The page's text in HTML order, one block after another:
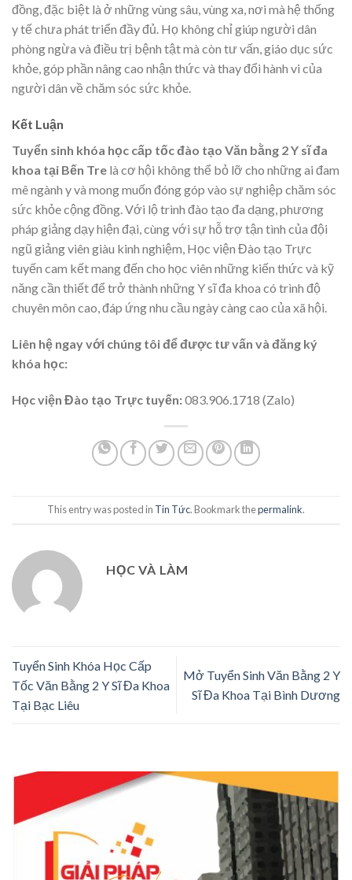
đồng, đặc biệt là ở những vùng sâu, vùng xa, nơi mà hệ thống
y tế chưa phát triển đầy đủ. Họ không chỉ giúp người dân
phòng ngừa và điều trị bệnh tật mà còn tư vấn, giáo dục sức
khỏe, góp phần nâng cao nhận thức và thay đổi hành vi của
người dân về chăm sóc sức khỏe.
Kết Luận
Tuyển sinh khóa học cấp tốc đào tạo Văn bằng 2 Y sĩ đa
khoa tại Bến Tre là cơ hội không thể bỏ lỡ cho những ai đam
mê ngành y và mong muốn đóng góp vào sự nghiệp chăm sóc
sức khỏe cộng đồng. Với lộ trình đào tạo đa dạng, phương
pháp giảng dạy hiện đại, cùng với sự hỗ trợ tận tình của đội
ngũ giảng viên giàu kinh nghiệm, Học viện Đào tạo Trực
tuyến cam kết mang đến cho học viên những kiến thức và kỹ
năng cần thiết để trở thành những Y sĩ đa khoa có trình độ
chuyên môn cao, đáp ứng nhu cầu ngày càng cao của xã hội.
Liên hệ ngay với chúng tôi để được tư vấn và đăng ký
khóa học:
Học viện Đào tạo Trực tuyến:083.906.1718 (Zalo)
This entry was posted in Tin Tức. Bookmark thepermalink.
HỌC VÀ LÀM
Tuyển Sinh Khóa Học Cấp
Tốc Văn Bằng 2 Y Sĩ Đa Khoa
Tại Bạc Liêu
Mở Tuyển Sinh Văn Bằng 2 Y
Sĩ Đa Khoa Tại Bình Dương